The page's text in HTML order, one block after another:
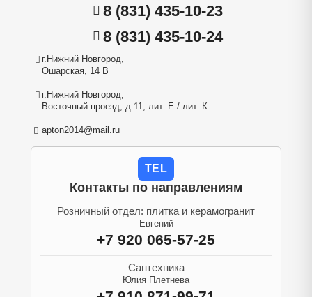
8 (831) 435-10-23
8 (831) 435-10-24
г.Нижний Новгород,
Ошарская, 14 В
г.Нижний Новгород,
Восточный проезд, д.11, лит. Е / лит. К
apton2014@mail.ru
TEL
Контакты по направлениям
Розничный отдел: плитка и керамогранит
Евгений
+7 920 065-57-25
Сантехника
Юлия Плетнева